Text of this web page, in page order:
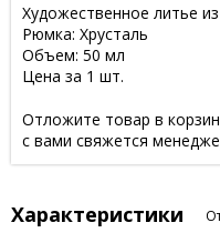
Художественное литье
Рюмка: Хрусталь
Объем: 50 мл
Цена за 1 шт.
Отложите товар в
с вами свяжется
Характеристики